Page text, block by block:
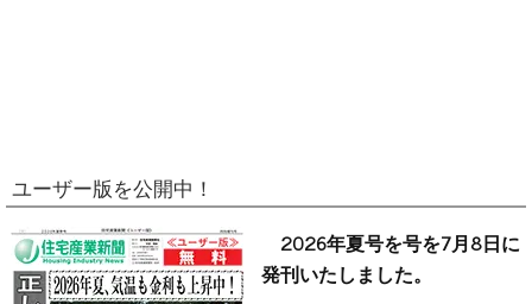
ユーザー版を公開中！
2026年夏号を号を7月8日に
発刊いたしました。